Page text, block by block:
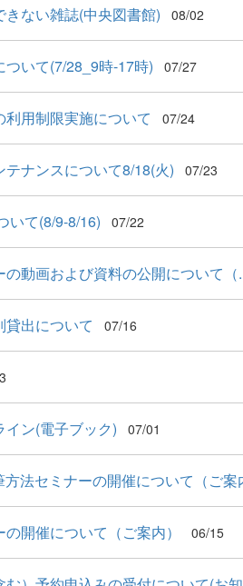
ない雑誌(中央図書館) 08/02
いて(7/28_9時-17時) 07/27
用制限実施について 07/24
ナンスについて8/18(火) 07/23
いて(8/9-8/16) 07/22
動画および資料の公開について（
出について 07/16
イン(電子ブック) 07/01
法セミナーの開催について（ご案
開催について（ご案内） 06/15